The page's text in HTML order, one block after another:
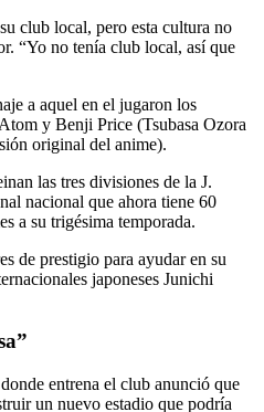
club local, pero esta cultura no
“Yo no tenía club local, así que
a aquel en el jugaron los
y Benji Price (Tsubasa Ozora
original del anime).
las tres divisiones de la J.
nacional que ahora tiene 60
a su trigésima temporada.
de prestigio para ayudar en su
japoneses Junichi
entrena el club anunció que
un nuevo estadio que podría